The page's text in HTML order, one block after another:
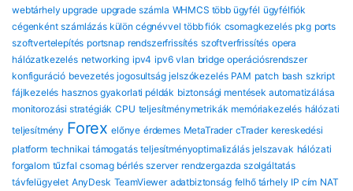
webtárhely upgrade upgrade számla WHMCS több ügyfél ügyfélfiók
cégenként számlázás külön cégnévvel több fiók csomagkezelés pkg ports
szoftvertelepítés portsnap rendszerfrissítés szoftverfrissítés opera
hálózatkezelés networking ipv4 ipv6 vlan bridge operációsrendszer
konfiguráció bevezetés jogosultság jelszókezelés PAM patch bash szkript
fájlkezelés hasznos gyakorlati példák biztonsági mentések automatizálása
monitorozási stratégiák CPU teljesítménymetrikák memóriakezelés hálózati
teljesítmény Forex előnye érdemes MetaTrader cTrader kereskedési
platform technikai támogatás teljesítményoptimalizálás jelszavak hálózati
forgalom tűzfal csomag bérlés szerver rendzergazda szolgáltatás
távfelügyelet AnyDesk TeamViewer adatbiztonság felhő tárhely IP cím NAT